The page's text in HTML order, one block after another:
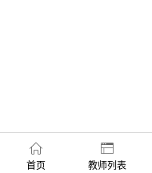
首页 教师列表